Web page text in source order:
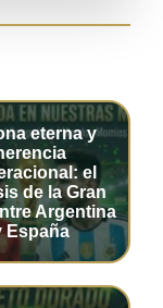
eterna y
el
de la Gran
Argentina
España